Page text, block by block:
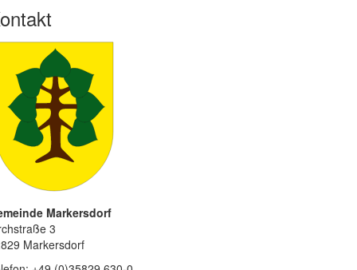
Markersdorf
3
Markersdorf